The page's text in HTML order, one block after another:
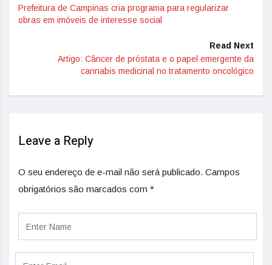
Prefeitura de Campinas cria programa para regularizar
obras em imóveis de interesse social
Read Next
Artigo: Câncer de próstata e o papel emergente da
cannabis medicinal no tratamento oncológico
Leave a Reply
O seu endereço de e-mail não será publicado. Campos
obrigatórios são marcados com *